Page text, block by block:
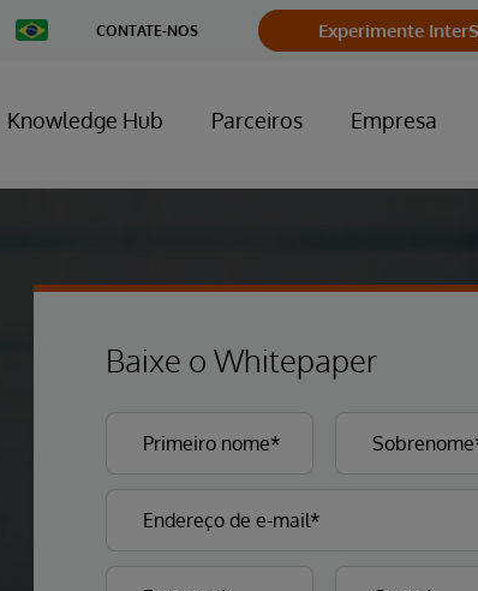
Change
Country
CONTATE-NOS Experimente
Knowledge Hub Parceiros Empresa
Baixe o Whitepaper